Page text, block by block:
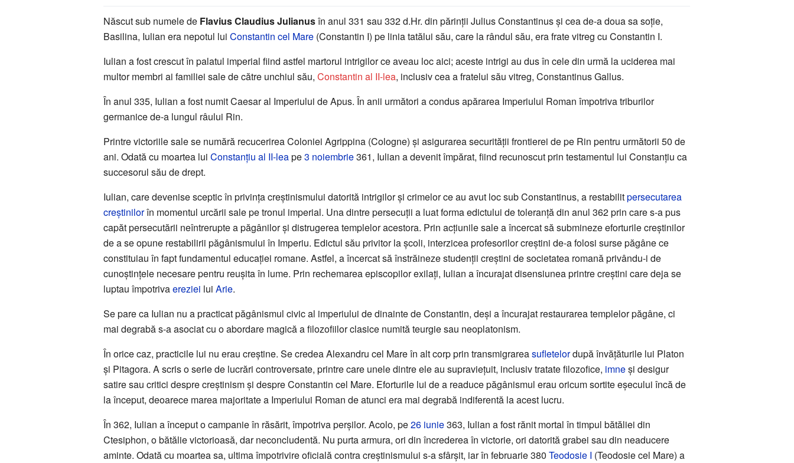
Născut sub numele de Flavius Claudius Julianusîn anul 331 sau 332 d.Hr. din părinții Julius Constantinus și cea de-a doua sa soție,
Basilina, Iulian era nepotul luiConstantin cel Mare (Constantin I) pe linia tatălui său, care la rândul său, era frate vitreg cu Constantin I.
Iulian a fost crescut în palatul imperial fiind astfel martorul intrigilor ce aveau loc aici; aceste intrigi au dus în cele din urmă la uciderea mai
multor membri ai familiei sale de către unchiul său,Constantin al II-lea, inclusiv cea a fratelui său vitreg, Constantinus Gallus.
În anul 335, Iulian a fost numit Caesar al Imperiului de Apus. În anii următori a condus apărarea Imperiului Roman împotriva triburilor
germanice de-a lungul râului Rin.
Printre victoriile sale se numără recucerirea Coloniei Agrippina (Cologne) și asigurarea securității frontierei de pe Rin pentru următorii 50 de
ani. Odată cu moartea luiConstanțiu al II-leape3 noiembrie361, Iulian a devenit împărat, fiind recunoscut prin testamentul lui Constanțiu ca
succesorul său de drept.
Iulian, care devenise sceptic în privința creștinismului datorită intrigilor și crimelor ce au avut loc sub Constantinus, a restabilitpersecutarea
creștinilorîn momentul urcării sale pe tronul imperial. Una dintre persecuții a luat forma edictului de toleranță din anul 362 prin care s-a pus
capăt persecutării neîntrerupte a păgânilor și distrugerea templelor acestora. Prin acțiunile sale a încercat să submineze eforturile creștinilor
de a se opune restabilirii păgânismului în Imperiu. Edictul său privitor la școli, interzicea profesorilor creștini de-a folosi surse păgâne ce
constituiau în fapt fundamentul educației romane. Astfel, a încercat să înstrăineze studenții creștini de societatea romană privându-i de
cunoștințele necesare pentru reușita în lume. Prin rechemarea episcopilor exilați, Iulian a încurajat disensiunea printre creștini care deja se
luptau împotrivaereziei luiArie.
Se pare ca Iulian nu a practicat păgânismul civic al imperiului de dinainte de Constantin, deși a încurajat restaurarea templelor păgâne, ci
mai degrabă s-a asociat cu o abordare magică a filozofiilor clasice numită teurgie sau neoplatonism.
În orice caz, practicile lui nu erau creștine. Se credea Alexandru cel Mare în alt corp prin transmigrareasufletelordupă învățăturile lui Platon
și Pitagora. A scris o serie de lucrări controversate, printre care unele dintre ele au supraviețuit, inclusiv tratate filozofice, imneși desigur
satire sau critici despre creștinism și despre Constantin cel Mare. Eforturile lui de a readuce păgânismul erau oricum sortite eșecului încă de
la început, deoarece marea majoritate a Imperiului Roman de atunci era mai degrabă indiferentă la acest lucru.
În 362, Iulian a început o campanie în răsărit, împotriva perșilor. Acolo, pe26 iunie363, Iulian a fost rănit mortal în timpul bătăliei din
Ctesiphon, o bătălie victorioasă, dar neconcludentă. Nu purta armura, ori din încrederea în victorie, ori datorită grabei sau din neaducere
aminte. Odată cu moartea sa, ultima împotrivire oficială contra creștinismului s-a sfârșit, iar în februarie 380Teodosie I (Teodosie cel Mare) a